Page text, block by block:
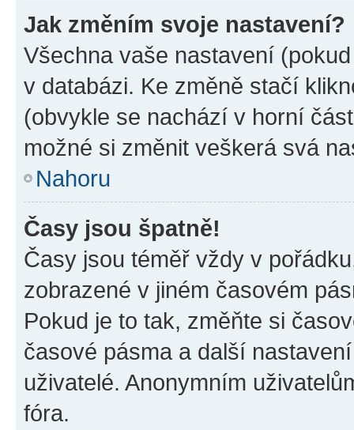
Jak změním svoje nastavení?
Všechna vaše nastavení
v databázi. Ke změně stačí
(obvykle se nachází v horní
možné si změnit veškerá svá
Nahoru
Časy jsou špatně!
Časy jsou téměř vždy v
zobrazené v jiném časovém
Pokud je to tak, změňte si
časové pásma a další
uživatelé. Anonymním
fóra.